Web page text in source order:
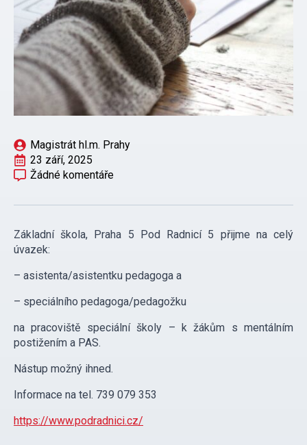
Magistrát hl.m. Prahy
23 září, 2025
Žádné komentáře
Základní škola, Praha 5 Pod Radnicí 5 přijme na celý
úvazek:
– asistenta/asistentku pedagoga a
– speciálního pedagoga/pedagožku
na pracoviště speciální školy – k žákům s mentálním
postižením a PAS.
Nástup možný ihned.
Informace na tel. 739 079 353
https://www.podradnici.cz/